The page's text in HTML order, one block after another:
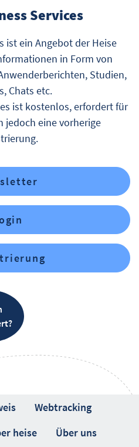
Services
ist ein Angebot der Heise
in Form von
Studien,
Chats etc.
ist kostenlos, erfordert für
jedoch eine vorherige
Webtracking
heise Über uns